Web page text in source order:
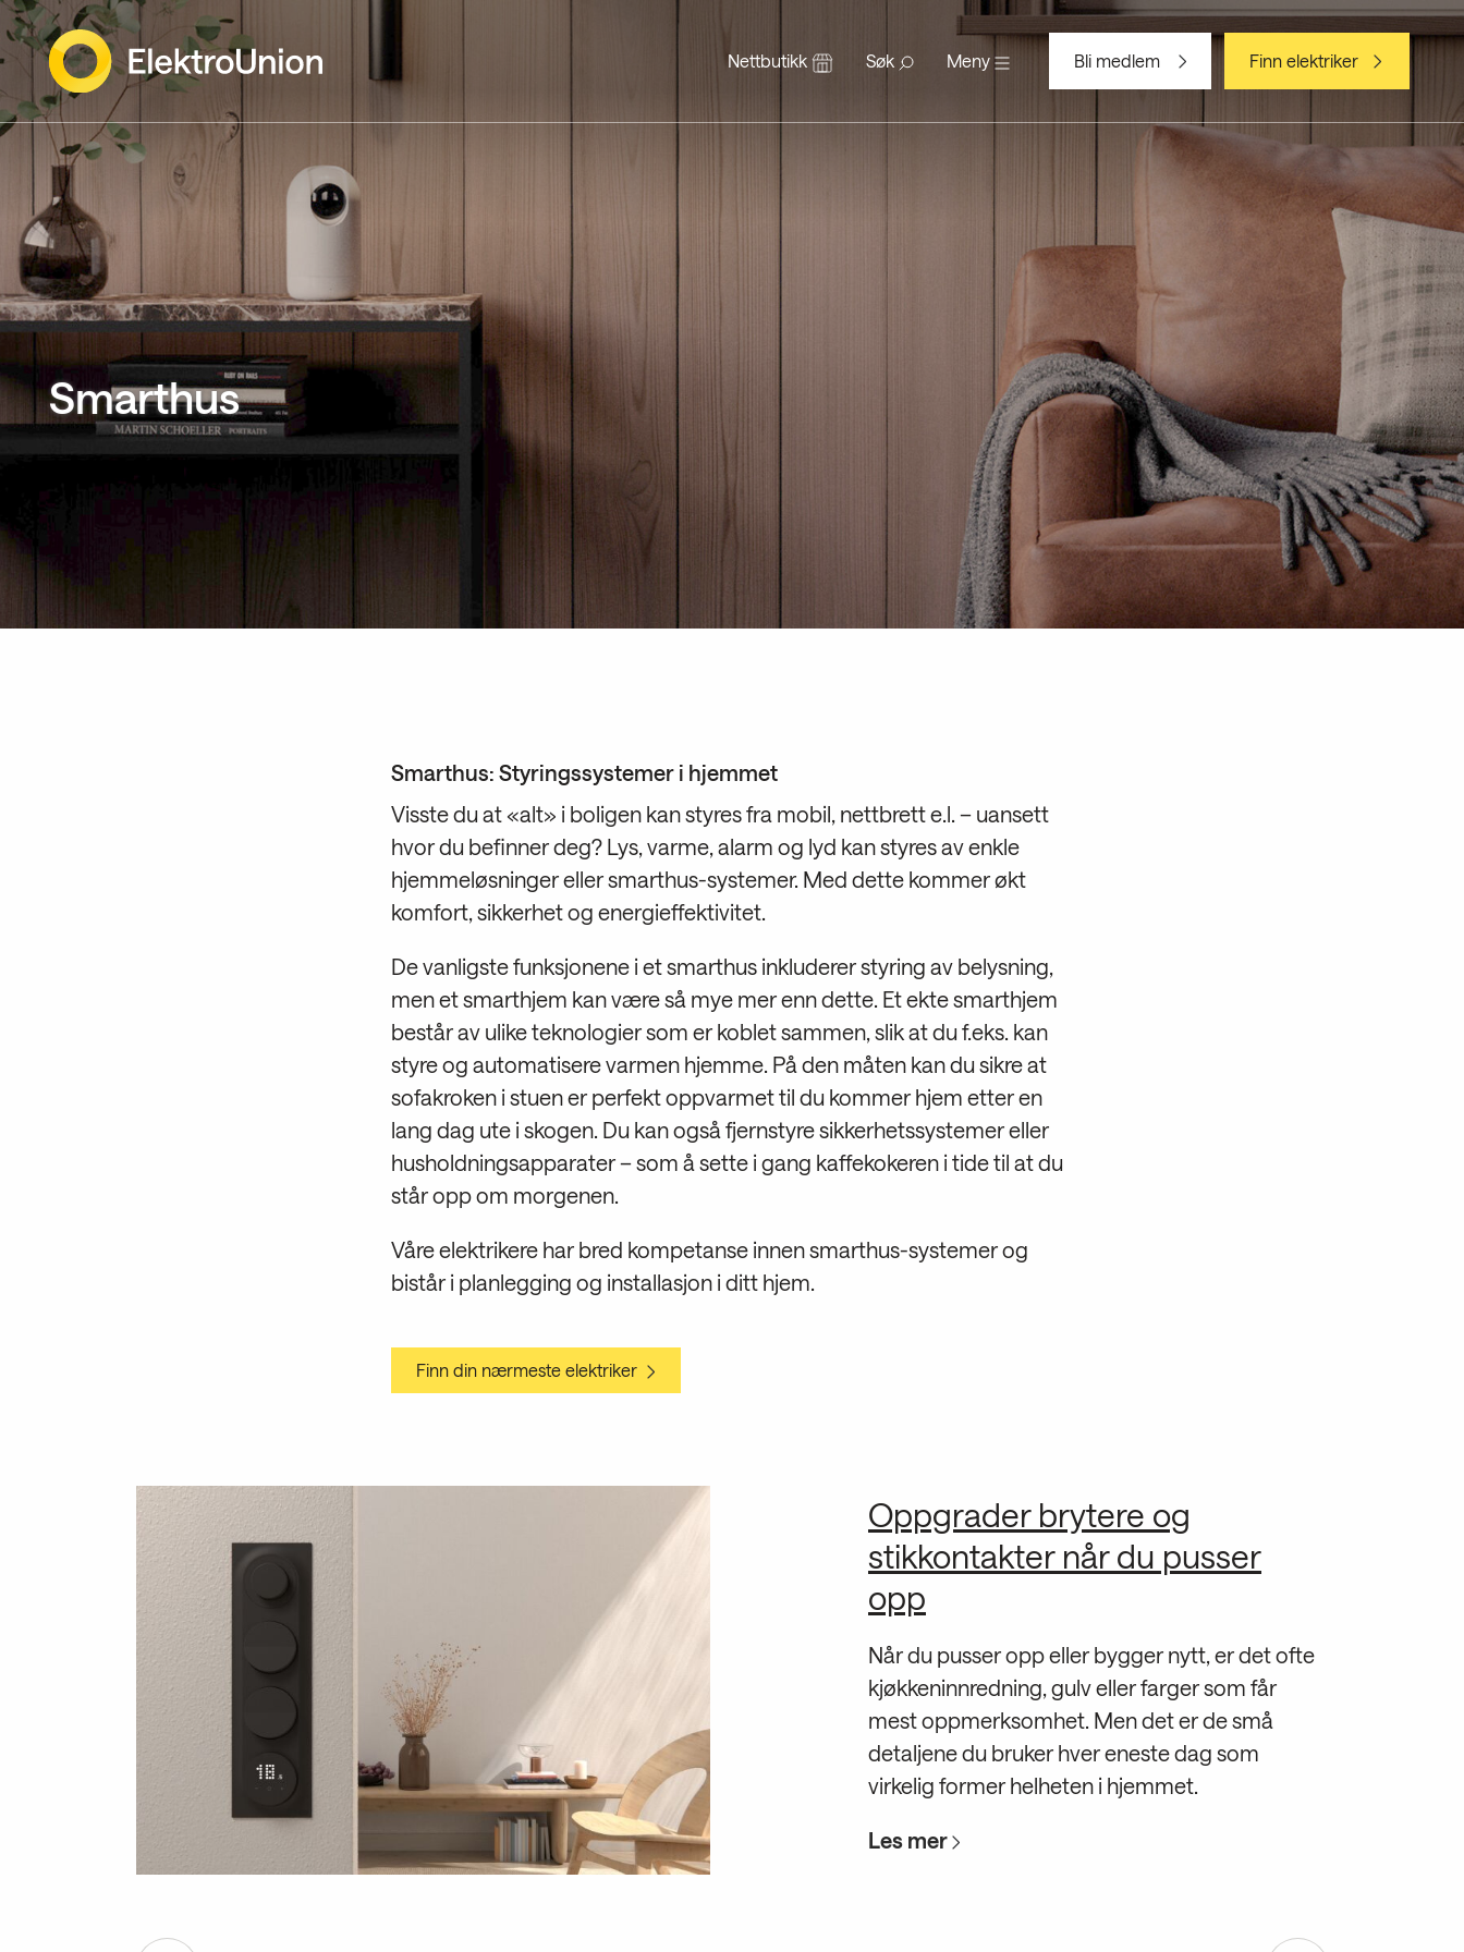
Gå
til
innholdet
Nettbutikk Søk Meny Bli medlem Finn elektriker
Smarthus
Smarthus: Styringssystemer i hjemmet
Visste du at «alt» i boligen kan styres fra mobil, nettbrett e.l. – uansett
hvor du befinner deg? Lys, varme, alarm og lyd kan styres av enkle
hjemmeløsninger eller smarthus-systemer. Med dette kommer økt
komfort, sikkerhet og energieffektivitet.
De vanligste funksjonene i et smarthus inkluderer styring av belysning,
men et smarthjem kan være så mye mer enn dette. Et ekte smarthjem
består av ulike teknologier som er koblet sammen, slik at du f.eks. kan
styre og automatisere varmen hjemme. På den måten kan du sikre at
sofakroken i stuen er perfekt oppvarmet til du kommer hjem etter en
lang dag ute i skogen. Du kan også fjernstyre sikkerhetssystemer eller
husholdningsapparater – som å sette i gang kaffekokeren i tide til at du
står opp om morgenen.
Våre elektrikere har bred kompetanse innen smarthus-systemer og
bistår i planlegging og installasjon i ditt hjem.
Finn din nærmeste elektriker
Oppgrader brytere og
stikkontakter når du pusser
opp
Når du pusser opp eller bygger nytt, er det ofte
kjøkkeninnredning, gulv eller farger som får
mest oppmerksomhet. Men det er de små
detaljene du bruker hver eneste dag som
virkelig former helheten i hjemmet.
Les mer